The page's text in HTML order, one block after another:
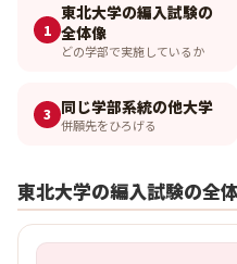
1
東北大学の編入試験の
全体像
どの学部で実施しているか
3 同じ学部系統の他大学
併願先をひろげる
東北大学の編入試験の全